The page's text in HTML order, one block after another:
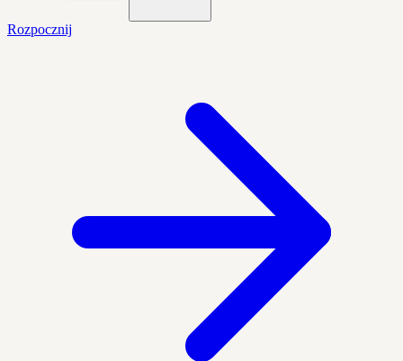
Rozpocznij